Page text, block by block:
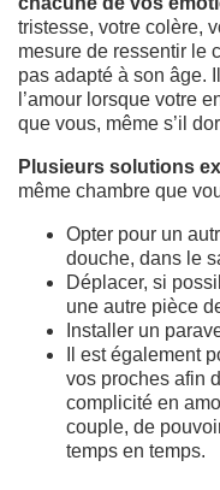
tristesse, votre colère,
mesure de ressentir le
pas adapté à son âge.
l’amour lorsque votre
que vous, même s’il
Plusieurs solutions
même chambre que
Opter pour un
douche, dans le
Déplacer, si
une autre pièce
Installer un
Il est également
vos proches afin
complicité en
couple, de
temps en temps.